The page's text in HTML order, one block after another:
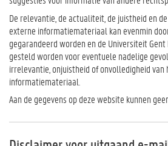
De relevantie, de actualiteit, de juistheid en
externe informatiemateriaal kan evenmin
gegarandeerd worden en de Universiteit
gesteld worden voor eventuele nadelige
irrelevantie, onjuistheid of onvolledigheid
informatiemateriaal.
Aan de gegevens op deze website kunnen